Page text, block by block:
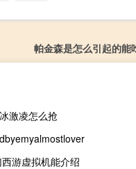
帕金森是怎么引起的能
激凌怎么抢
游虚拟机能介绍